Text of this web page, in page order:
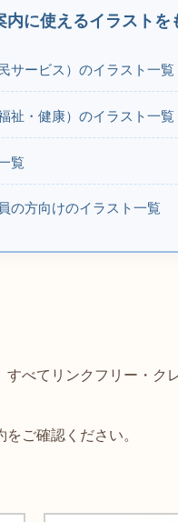
内に使えるイラストを
サービス）のイラスト一覧
祉・健康）のイラスト一覧
覧
の方向けのイラスト一覧
すべてリンクフリー・
ご確認ください。